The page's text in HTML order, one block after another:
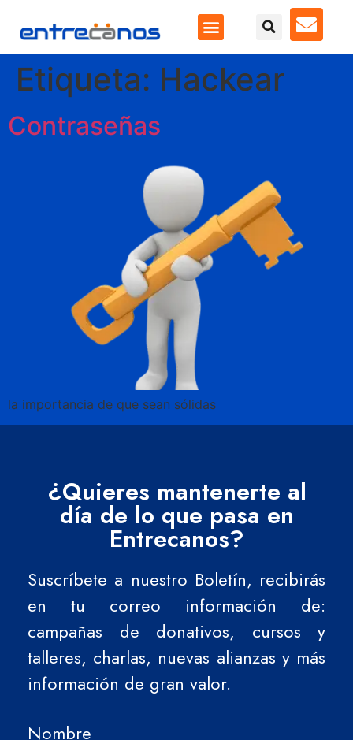
Etiqueta: Hackear
Contraseñas
la importancia de que sean sólidas
¿Quieres mantenerte al
día de lo que pasa en
Entrecanos?
Suscríbete a nuestro Boletín, recibirás
en tu correo información de:
campañas de donativos, cursos y
talleres, charlas, nuevas alianzas y más
información de gran valor.
Nombre